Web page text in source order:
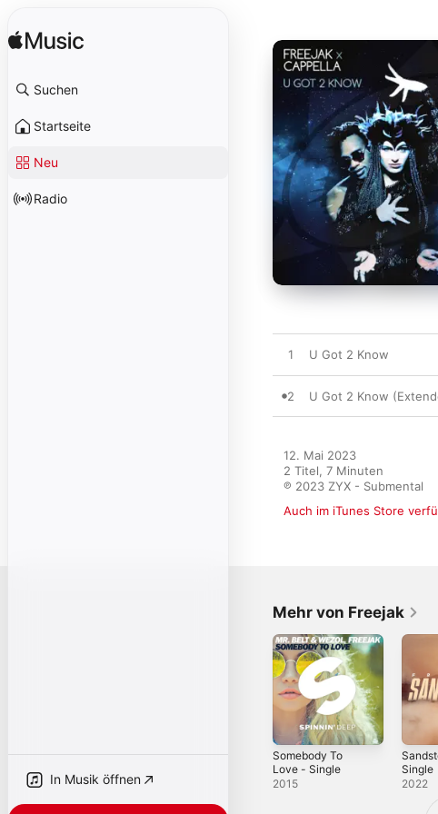
Suchen
Startseite
Neu
Radio
In Musik öffnen
1 U Got 2 Know
2 U Got 2 Know
12. Mai 2023
2 Titel, 7 Minuten
℗ 2023 ZYX - Submental
Auch im iTunes Store
Mehr von Freejak
Somebody To
Love - Single
2015
Single
2022